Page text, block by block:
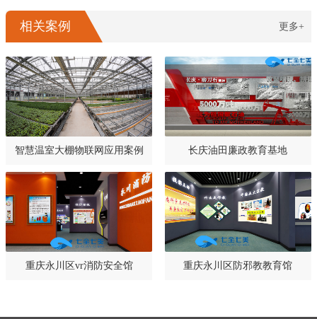
相关案例 更多+
智慧温室大棚物联网应用案例 长庆油田廉政教育基地
重庆永川区vr消防安全馆 重庆永川区防邪教教育馆